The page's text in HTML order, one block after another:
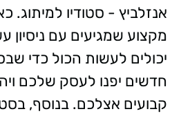
אנזלביץ - סטודיו למיתוג.
מקצוע שמגיעים עם ניסיון
יכולים לעשות הכול כדי
חדשים יפנו לעסק שלכם
קבועים אצלכם. בנוסף,